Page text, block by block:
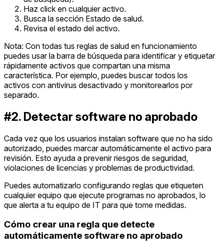
Haz click en cualquier activo.
Busca la sección Estado de salud.
Revisa el estado del activo.
Nota: Con todas tus reglas de salud en funcionamiento
puedes usar la barra de búsqueda para identificar y etiquetar
rápidamente activos que compartan una misma
característica. Por ejemplo, puedes buscar todos los
activos con antivirus desactivado y monitorearlos por
separado.
#2. Detectar software no aprobado
Cada vez que los usuarios instalan software que no ha sido
autorizado, puedes marcar automáticamente el activo para
revisión. Esto ayuda a prevenir riesgos de seguridad,
violaciones de licencias y problemas de productividad.
Puedes automatizarlo configurando reglas que etiqueten
cualquier equipo que ejecute programas no aprobados, lo
que alerta a tu equipo de IT para que tome medidas.
Cómo crear una regla que detecte
automáticamente software no aprobado